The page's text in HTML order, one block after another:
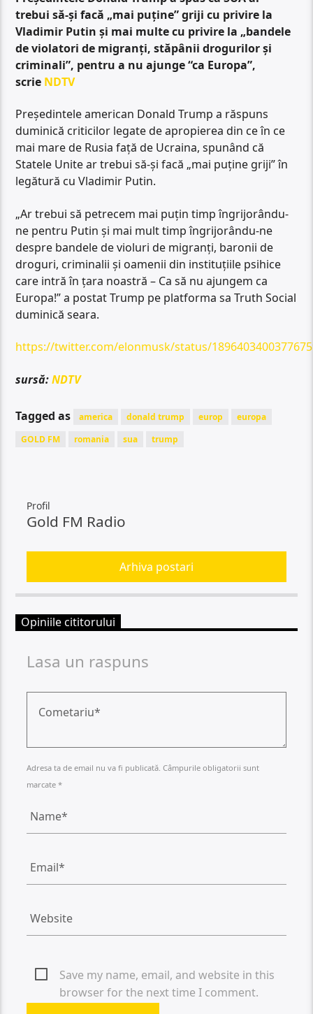
trebui să-și facă „mai puține” griji cu privire la
Vladimir Putin și mai multe cu privire la „bandele
de violatori de migranți, stăpânii drogurilor și
criminali”, pentru a nu ajunge “ca Europa”,
scrie NDTV
Președintele american Donald Trump a răspuns
duminică criticilor legate de apropierea din ce în ce
mai mare de Rusia față de Ucraina, spunând că
Statele Unite ar trebui să-și facă „mai puține griji” în
legătură cu Vladimir Putin.
„Ar trebui să petrecem mai puțin timp îngrijorându-
ne pentru Putin și mai mult timp îngrijorându-ne
despre bandele de violuri de migranți, baronii de
droguri, criminalii și oamenii din instituțiile psihice
care intră în țara noastră – Ca să nu ajungem ca
Europa!” a postat Trump pe platforma sa Truth Social
duminică seara.
https://twitter.com/elonmusk/status/
sursă:NDTV
Tagged as america donald trump europ
europa
GOLD FM
romania sua trump
Profil
Gold FM Radio
Arhiva postari
Opiniile cititorului
Lasa un raspuns
Adresa ta de email nu va fi publicată. Câmpurile obligatorii sunt
marcate *
Save my name, email, and website in this
browser for the next time I comment.